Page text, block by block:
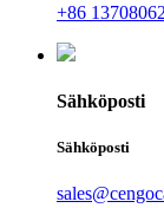
+86
Sähköposti
Sähköposti